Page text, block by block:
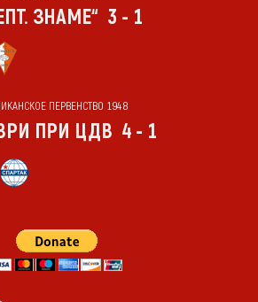
ЗНАМЕ“ 3 - 1
ПЕРВЕНСТВО 1948
ПРИ ЦДВ 4 - 1